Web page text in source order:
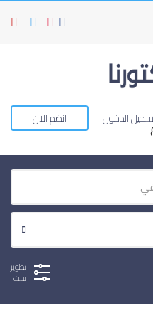
الدخول انضم الان
تطوير
بحث